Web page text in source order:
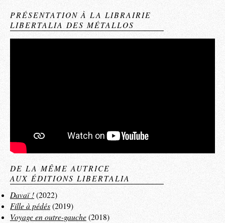
PRÉSENTATION À LA LIBRAIRIE
LIBERTALIA DES MÉTALLOS
DE LA MÊME AUTRICE
AUX ÉDITIONS LIBERTALIA
Davaï ! (2022)
Fille à pédés (2019)
Voyage en outre-gauche (2018)